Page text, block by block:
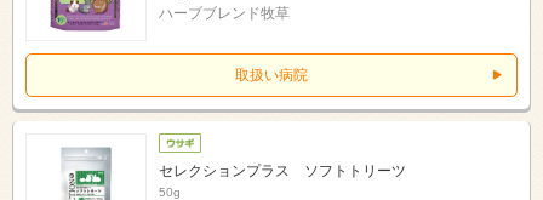
ハーブブレンド牧草
取扱い病院
セレクションプラス ソフトトリーツ
50g